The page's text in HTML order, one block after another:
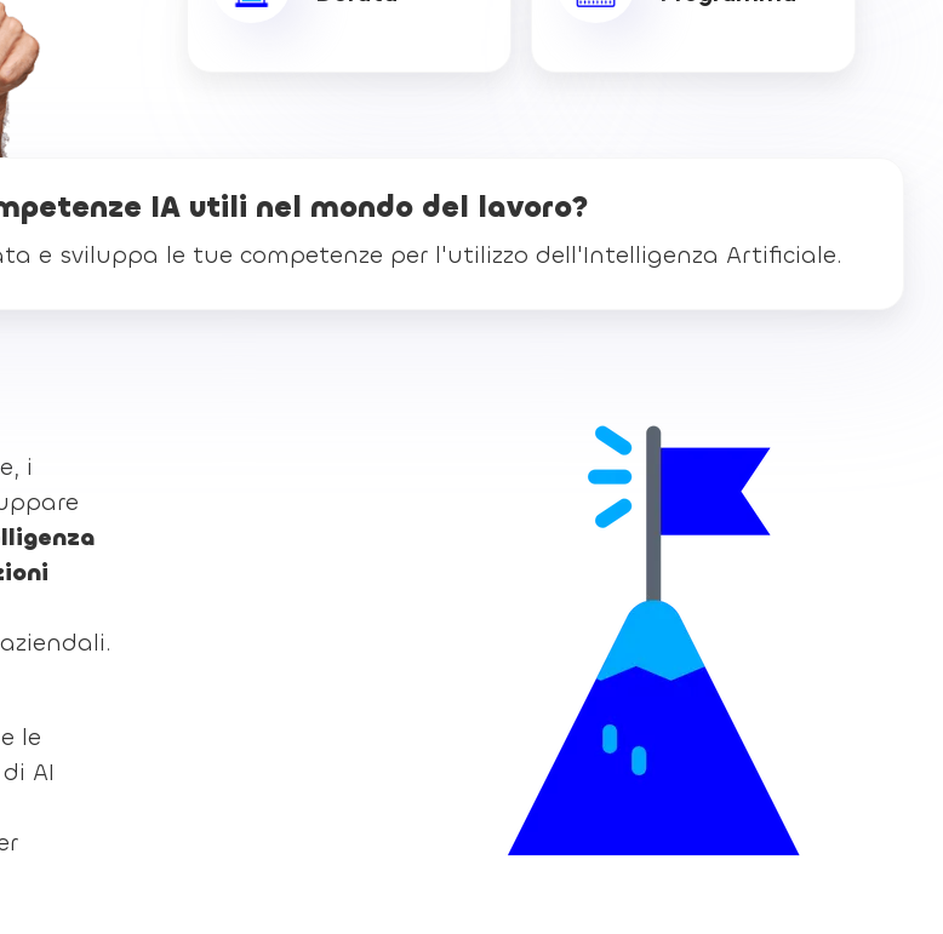
IA utili nel mondo del lavoro?
e sviluppa le tue competenze per l'utilizzo dell'Intelligenza Artificiale.
i
le
AI